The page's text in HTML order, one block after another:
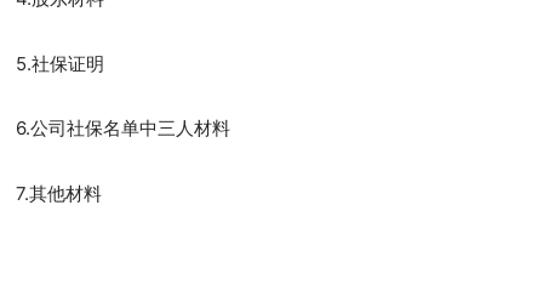
5.社保证明
6.公司社保名单中三人材料
7.其他材料